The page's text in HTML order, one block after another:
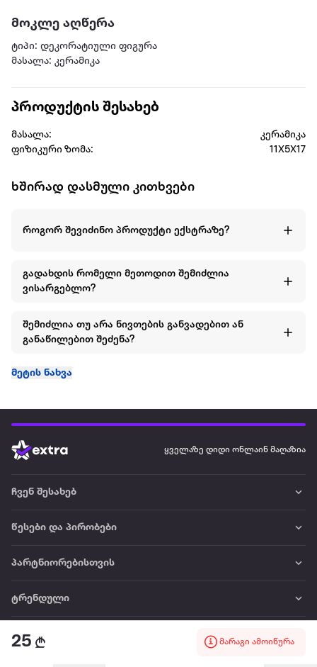
მოკლე აღწერა
ტიპი: დეკორატიული ფიგურა
მასალა: კერამიკა
25 მარაგი ამოიწურა
პროდუქტის შესახებ
მასალა:
კერამიკა
ფიზიკური ზომა:
11X5X17
ხშირად დასმული კითხვები
როგორ შევიძინო პროდუქტი ექსტრაზე?
გადახდის რომელი მეთოდით შემიძლია
ვისარგებლო?
შემიძლია თუ არა ნივთების განვადებით ან
განაწილებით შეძენა?
მეტის ნახვა
ყველაზე დიდი ონლაინ მაღაზია
ჩვენ შესახებ
წესები და პირობები
პარტნიორებისთვის
ტრენდული
პოპულარული